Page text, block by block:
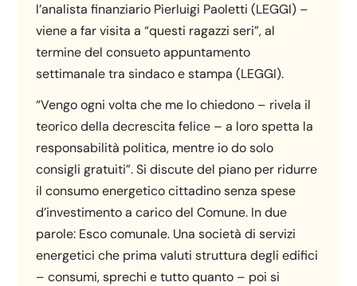
l’analista finanziario Pierluigi Paoletti (LEGGI) –
viene a far visita a “questi ragazzi seri”, al
termine del consueto appuntamento
settimanale tra sindaco e stampa (LEGGI).
“Vengo ogni volta che me lo chiedono – rivela il
teorico della decrescita felice – a loro spetta la
responsabilità politica, mentre io do solo
consigli gratuiti”. Si discute del piano per ridurre
il consumo energetico cittadino senza spese
d’investimento a carico del Comune. In due
parole: Esco comunale. Una società di servizi
energetici che prima valuti struttura degli edifici
– consumi, sprechi e tutto quanto – poi si